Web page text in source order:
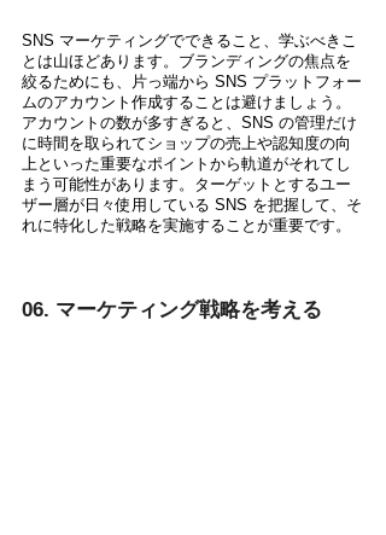
SNS マーケティングでできること、学ぶべきこ
とは山ほどあります。ブランディングの焦点を
絞るためにも、片っ端から SNS プラットフォー
ムのアカウント作成することは避けましょう。
アカウントの数が多すぎると、SNS の管理だけ
に時間を取られてショップの売上や認知度の向
上といった重要なポイントから軌道がそれてし
まう可能性があります。ターゲットとするユー
ザー層が日々使用している SNS を把握して、そ
れに特化した戦略を実施することが重要です。
06. マーケティング戦略を考える